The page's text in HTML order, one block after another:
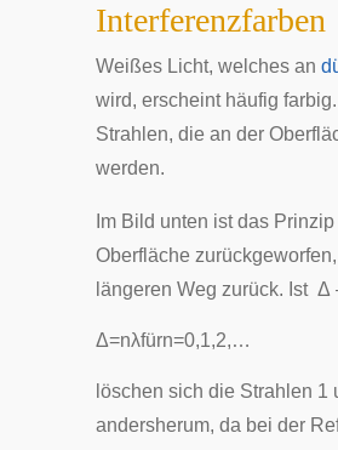
Interferenzfarben
Weißes Licht, welches an
wird, erscheint häufig
Strahlen, die an der
werden.
Im Bild unten ist das
Oberfläche
längeren Weg zurück. Ist Δ
Δ=nλfürn=0,1,2,…
löschen sich die Strahlen
andersherum, da bei der